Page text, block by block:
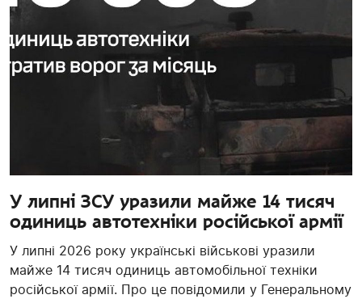
У липні ЗСУ уразили майже 14 тисяч
одиниць автотехніки російської армії
У липні 2026 року українські військові уразили
майже 14 тисяч одиниць автомобільної техніки
російської армії. Про це повідомили у Генеральному